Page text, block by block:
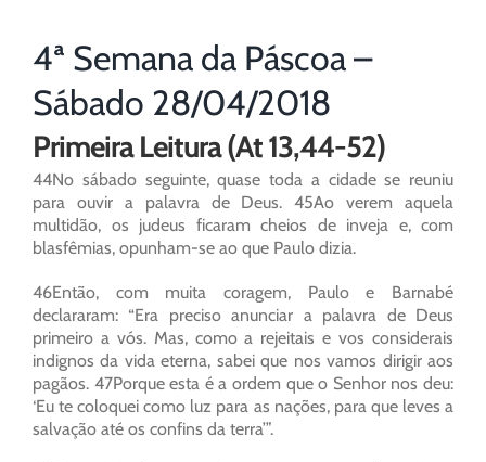
4ª Semana da Páscoa –
Sábado 28/04/2018
Primeira Leitura (At 13,44-52)
44No sábado seguinte, quase toda a cidade se reuniu
para ouvir a palavra de Deus. 45Ao verem aquela
multidão, os judeus ficaram cheios de inveja e, com
blasfêmias, opunham-se ao que Paulo dizia.
46Então, com muita coragem, Paulo e Barnabé
declararam: “Era preciso anunciar a palavra de Deus
primeiro a vós. Mas, como a rejeitais e vos considerais
indignos da vida eterna, sabei que nos vamos dirigir aos
pagãos. 47Porque esta é a ordem que o Senhor nos deu:
‘Eu te coloquei como luz para as nações, para que leves a
salvação até os confins da terra’”.